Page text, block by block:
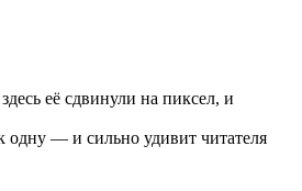
её сдвинули на пиксел, и
одну — и сильно удивит читателя